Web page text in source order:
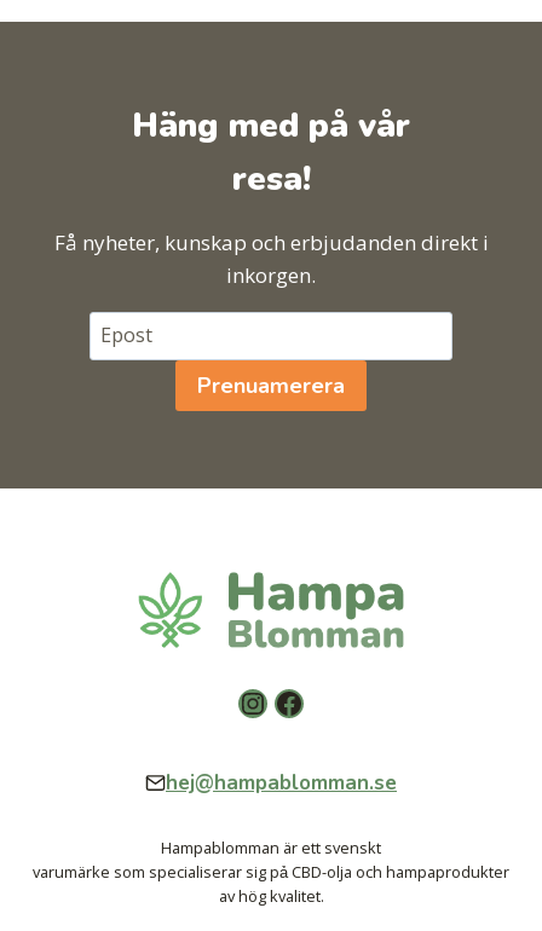
Häng med på vår
resa!
Få nyheter, kunskap och erbjudanden direkt i
inkorgen.
Prenuamerera
Instagram
Facebook
hej@hampablomman.se
Hampablomman är ett svenskt
varumärke som specialiserar sig pả CBD-olja och hampaprodukter
av hög kvalitet.